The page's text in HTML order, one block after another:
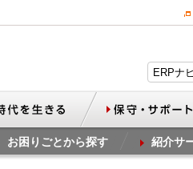
お困りごとから探す 紹介サ